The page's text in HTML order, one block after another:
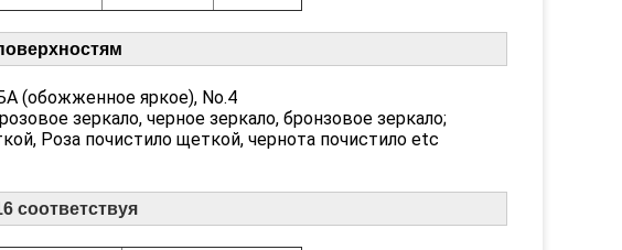
(обожженное яркое), No.4
зеркало, черное зеркало, бронзовое зеркало;
Роза почистило щеткой, чернота почистило etc
соответствуя